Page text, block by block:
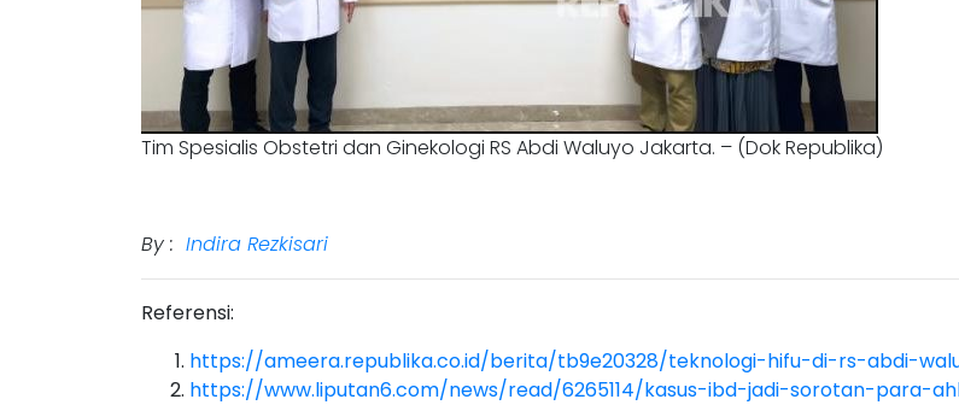
Tim Spesialis Obstetri dan Ginekologi RS Abdi Waluyo Jakarta. – (Dok Republika)
By : Indira Rezkisari
Referensi:
https://ameera.republika.co.id/berita/tb9e20328/teknologi-hifu-di-rs-abdi-
https://www.liputan6.com/news/read/6265114/kasus-ibd-jadi-sorotan-para-